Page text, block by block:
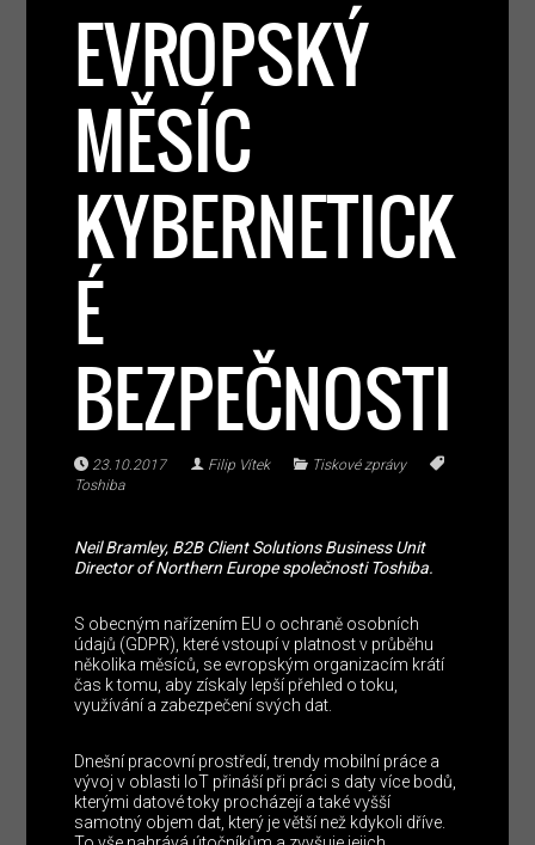
EVROPSKÝ
MĚSÍC
KYBERNETICK
É
BEZPEČNOSTI
23.10.2017 Filip Vítek
Tiskové zprávy
Toshiba
Neil Bramley, B2B Client Solutions Business Unit
Director of Northern Europe společnosti Toshiba.
S obecným nařízením EU o ochraně osobních
údajů (GDPR), které vstoupí v platnost v průběhu
několika měsíců, se evropským organizacím krátí
čas k tomu, aby získaly lepší přehled o toku,
využívání a zabezpečení svých dat.
Dnešní pracovní prostředí, trendy mobilní práce a
vývoj v oblasti IoT přináší při práci s daty více bodů,
kterými datové toky procházejí a také vyšší
samotný objem dat, který je větší než kdykoli dříve.